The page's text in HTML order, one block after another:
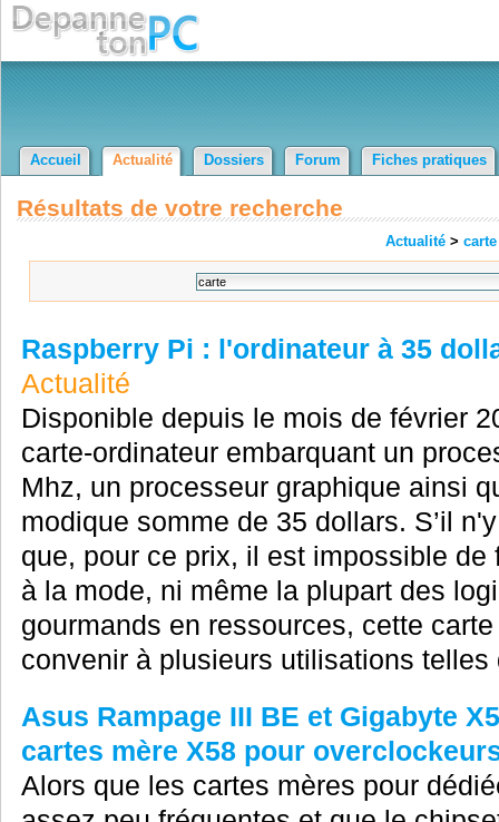
Accueil Actualité Dossiers Forum Fiches pratiques
Résultats de votre recherche
Actualité > carte
Raspberry Pi : l'ordinateur à 35
Actualité
Disponible depuis le mois de février
carte-ordinateur embarquant un
Mhz, un processeur graphique ainsi
modique somme de 35 dollars. S’il
que, pour ce prix, il est impossible
à la mode, ni même la plupart des
gourmands en ressources, cette
convenir à plusieurs utilisations telles
Asus Rampage III BE et Gigabyte
cartes mère X58 pour
Alors que les cartes mères pour